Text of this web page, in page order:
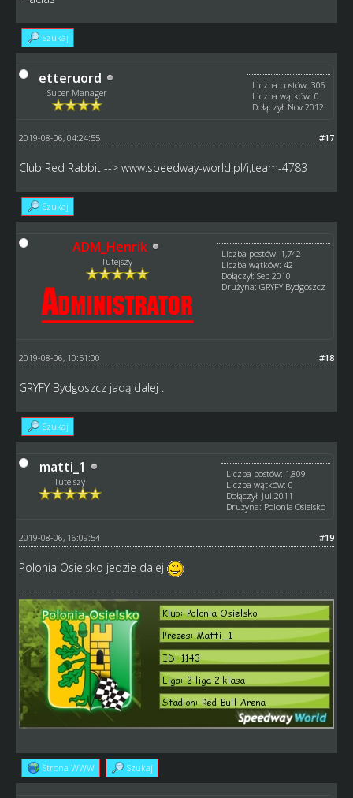
Szukaj
etteruord
Super Manager
Liczba postów: 306
Liczba wątków: 0
Dołączył: Nov 2012
#17
2019-08-06, 04:24:55
Club Red Rabbit --> www.speedway-world.pl/i,team-4783
Szukaj
ADM_Henrik
Tutejszy
Liczba postów: 1,742
Liczba wątków: 42
Dołączył: Sep 2010
Drużyna: GRYFY Bydgoszcz
#18
2019-08-06, 10:51:00
GRYFY Bydgoszcz jadą dalej .
Szukaj
matti_1
Tutejszy
Liczba postów: 1,809
Liczba wątków: 0
Dołączył: Jul 2011
Drużyna: Polonia Osielsko
#19
2019-08-06, 16:09:54
Polonia Osielsko jedzie dalej
Strona WWW Szukaj